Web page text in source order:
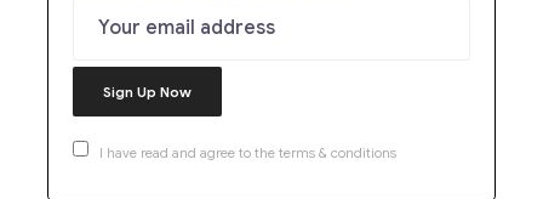
I have read and agree to the terms & conditions